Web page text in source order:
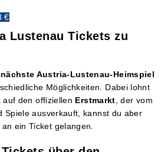
€
Lustenau Tickets zu
Austria-Lustenau-Heimspiel
Möglichkeiten. Dabei lohnt
auf den offiziellen Erstmarkt , der vom
Spiele ausverkauft, kannst du aber
an ein Ticket gelangen.